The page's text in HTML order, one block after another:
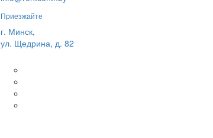
Приезжайте
г. Минск,
ул. Щедрина, д. 82